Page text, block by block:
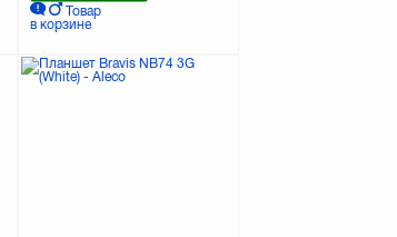
Товар
в корзине